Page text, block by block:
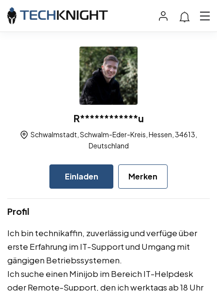
R************u
Schwalmstadt, Schwalm-Eder-Kreis, Hessen, 34613,
Deutschland
Einladen Merken
Profil
Ich bin technikaffin, zuverlässig und verfüge über
erste Erfahrung im IT-Support und Umgang mit
gängigen Betriebssystemen.
Ich suche einen Minijob im Bereich IT-Helpdesk
oder Remote-Support, den ich werktags ab 18 Uhr